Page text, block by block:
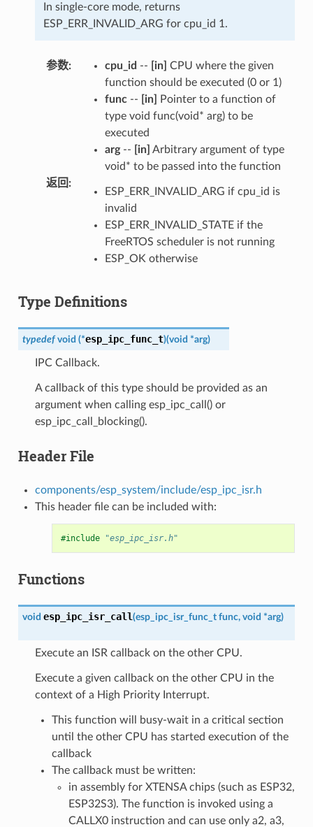
In single-core mode, returns
ESP_ERR_INVALID_ARG for cpu_id 1.
参数: cpu_id -- [in] CPU where the given
function should be executed (0 or 1)
func-- [in]
Pointer to a function of
type void func(void* arg) to be
executed
arg-- [in] Arbitrary argument of type
void* to be passed into the function
返回 :
ESP_ERR_INVALID_ARG if cpu_id is
invalid
ESP_ERR_INVALID_STATE if the
FreeRTOS scheduler is not running
ESP_OK otherwise
Type Definitions
typedef void (*esp_ipc_func_t)(void *arg)
IPC Callback.
A callback of this type should be provided as an
argument when calling esp_ipc_call() or
esp_ipc_call_blocking().
Header File
components/esp_system/include/esp_ipc_isr.h
This header file can be included with:
#include "esp_ipc_isr.h"
Functions
void esp_ipc_isr_call(esp_ipc_isr_func_t func, void *arg)
Execute an ISR callback on the other CPU.
Execute a given callback on the other CPU in the
context of a High Priority Interrupt.
This function will busy-wait in a critical section
until the other CPU has started execution of the
callback
The callback must be written:
in assembly for XTENSA chips (such as ESP32,
ESP32S3). The function is invoked using a
CALLX0 instruction and can use only a2, a3,